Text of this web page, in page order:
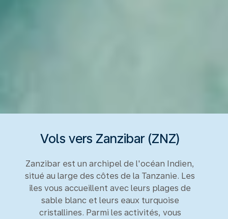
Vols vers Zanzibar (ZNZ)
Zanzibar est un archipel de l'océan Indien,
situé au large des côtes de la Tanzanie. Les
îles vous accueillent avec leurs plages de
sable blanc et leurs eaux turquoise
cristallines. Parmi les activités, vous